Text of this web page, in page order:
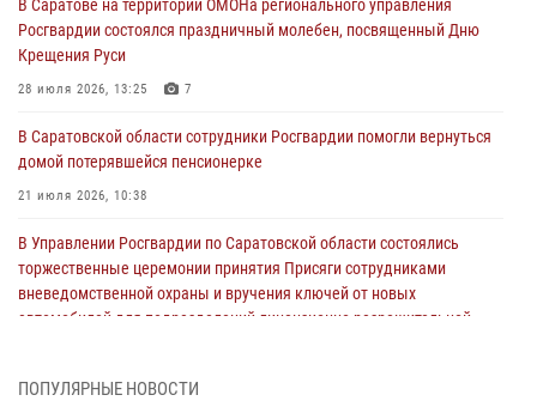
В Саратове на территории ОМОНа регионального управления
Росгвардии состоялся праздничный молебен, посвященный Дню
Крещения Руси
28 июля 2026, 13:25 7
В Саратовской области сотрудники Росгвардии помогли вернуться
домой потерявшейся пенсионерке
21 июля 2026, 10:38
В Управлении Росгвардии по Саратовской области состоялись
торжественные церемонии принятия Присяги сотрудниками
вневедомственной охраны и вручения ключей от новых
автомобилей для подразделений лицензионно-разрешительной
ПОПУЛЯРНЫЕ НОВОСТИ